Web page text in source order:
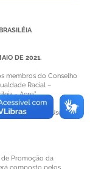
DE 2021.
membros do Conselho
Racial –
- Acre.”
– Acre, no Uso de
de Promoção da